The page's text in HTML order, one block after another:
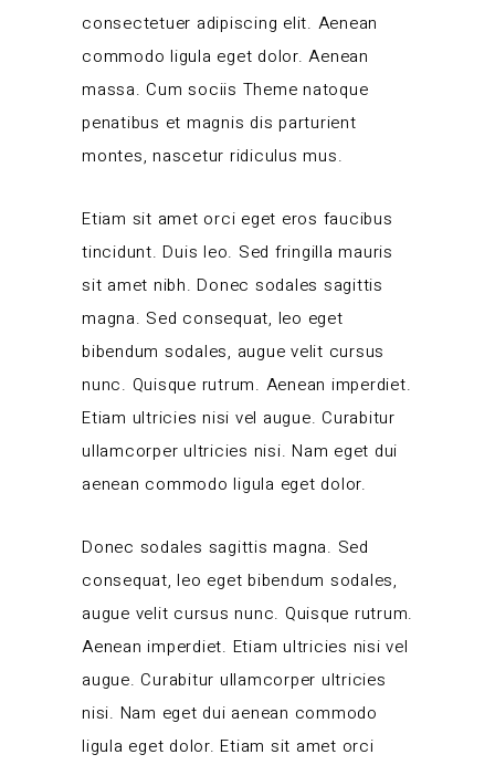
consectetuer adipiscing elit. Aenean
commodo ligula eget dolor. Aenean
massa. Cum sociis Theme natoque
penatibus et magnis dis parturient
montes, nascetur ridiculus mus.
Etiam sit amet orci eget eros faucibus
tincidunt. Duis leo. Sed fringilla mauris
sit amet nibh. Donec sodales sagittis
magna. Sed consequat, leo eget
bibendum sodales, augue velit cursus
nunc. Quisque rutrum. Aenean imperdiet.
Etiam ultricies nisi vel augue. Curabitur
ullamcorper ultricies nisi. Nam eget dui
aenean commodo ligula eget dolor.
Donec sodales sagittis magna. Sed
consequat, leo eget bibendum sodales,
augue velit cursus nunc. Quisque rutrum.
Aenean imperdiet. Etiam ultricies nisi vel
augue. Curabitur ullamcorper ultricies
nisi. Nam eget dui aenean commodo
ligula eget dolor. Etiam sit amet orci